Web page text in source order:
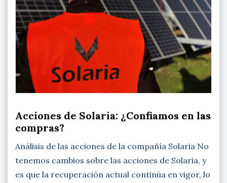
Acciones de Solaria: ¿Confiamos en las
compras?
Análisis de las acciones de la compañía Solaria No
tenemos cambios sobre las acciones de Solaria, y
es que la recuperación actual continúa en vigor, lo